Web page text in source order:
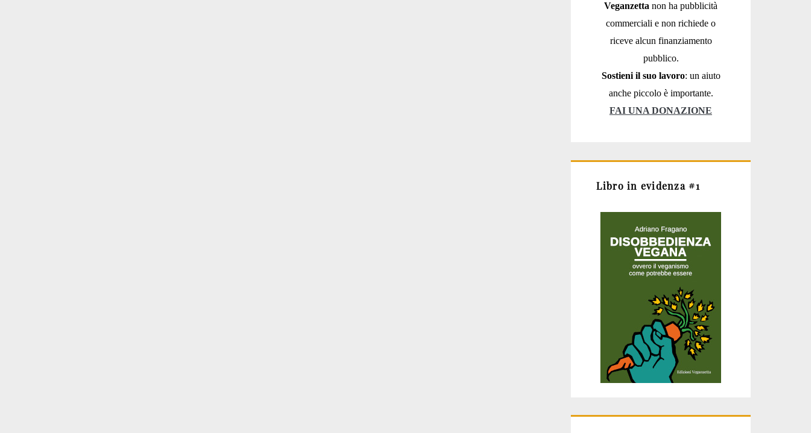
Veganzetta non ha pubblicità
commerciali e non richiede o
riceve alcun finanziamento
pubblico.
Sostieni il suo lavoro: un aiuto
anche piccolo è importante.
FAI UNA DONAZIONE
Libro in evidenza #1